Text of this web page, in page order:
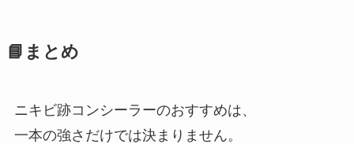
📘まとめ
ニキビ跡コンシーラーのおすすめは、
一本の強さだけでは決まりません。